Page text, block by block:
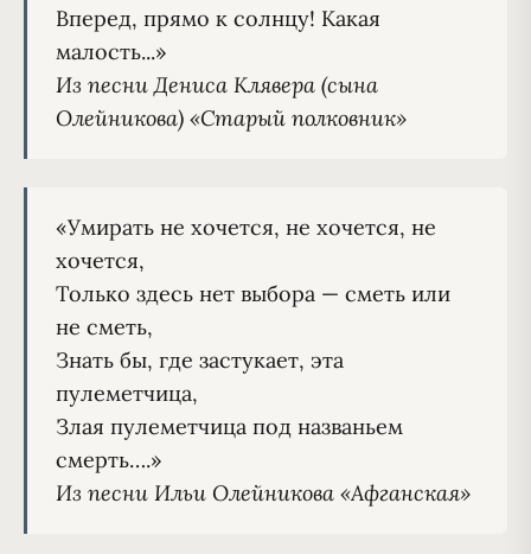
Вперед, прямо к солнцу! Какая
Из песни Дениса Клявера (сына
Олейникова) «Старый полковник»
«Умирать не хочется, не хочется, не
хочется,
Только здесь нет выбора — сметь или
не сметь,
Знать бы, где застукает, эта
пулеметчица,
Злая пулеметчица под названьем
Из песни Ильи Олейникова «Афганская»